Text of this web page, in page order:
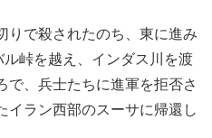
りで殺されたのち、東に進み
峠を越え、インダス川を渡
で、兵士たちに進軍を拒否さ
イラン西部のスーサに帰還し